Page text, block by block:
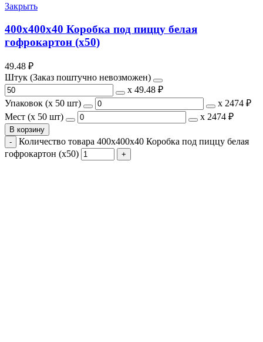
Закрыть
400х400х40 Коробка под пиццу белая
гофрокартон (х50)
49.48 ₽
Штук (Заказ поштучно невозможен)
х 49.48 ₽
Упаковок (x 50 шт)
х 2474 ₽
Мест (x 50 шт)
х 2474 ₽
В корзину
Количество товара 400х400х40 Коробка под пиццу белая
гофрокартон (х50)